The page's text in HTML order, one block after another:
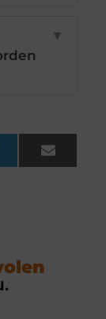
▼
Email